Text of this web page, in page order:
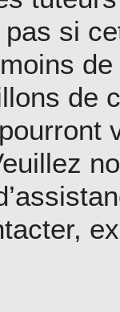
si
de